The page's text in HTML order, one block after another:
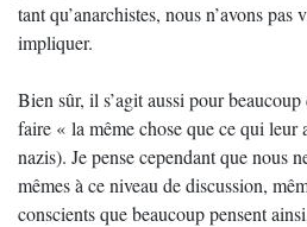
tant qu’anarchistes, nous n’avons
impliquer.
Bien sûr, il s’agit aussi pour
faire « la même chose que ce qui leur
nazis). Je pense cependant que nous
mêmes à ce niveau de discussion,
conscients que beaucoup pensent